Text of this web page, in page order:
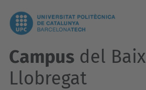
Campus del Baix
Llobregat